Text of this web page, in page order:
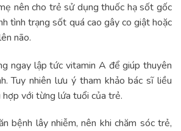
nên cho trẻ sử dụng thuốc hạ sốt gốc
tình trạng sốt quá cao gây co giật hoặc
não.
ngay lập tức vitamin A để giúp thuyên
Tuy nhiên lưu ý tham khảo bác sĩ liều
với từng lứa tuổi của trẻ.
bệnh lây nhiễm, nên khi chăm sóc trẻ,